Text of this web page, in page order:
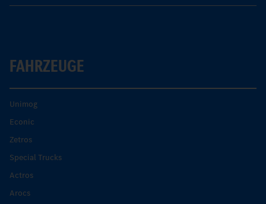
FAHRZEUGE
Unimog
Econic
Zetros
Special Trucks
Actros
Arocs